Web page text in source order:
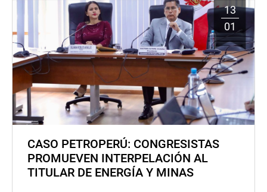
13
01
CASO PETROPERÚ: CONGRESISTAS
PROMUEVEN INTERPELACIÓN AL
TITULAR DE ENERGÍA Y MINAS